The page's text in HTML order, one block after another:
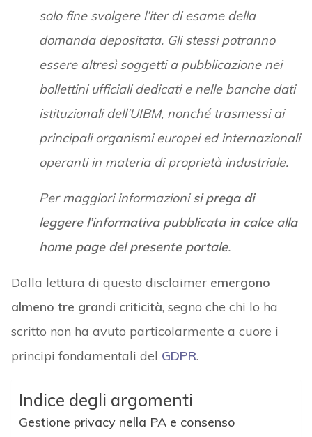
solo fine svolgere l’iter di esame della
domanda depositata. Gli stessi potranno
essere altresì soggetti a pubblicazione nei
bollettini ufficiali dedicati e nelle banche dati
istituzionali dell’UIBM, nonché trasmessi ai
principali organismi europei ed internazionali
operanti in materia di proprietà industriale.
Per maggiori informazionisi prega di
leggere l’informativa pubblicata in calce alla
home page del presente portale.
Dalla lettura di questo disclaimer emergono
almeno tre grandi criticità, segno che chi lo ha
scritto non ha avuto particolarmente a cuore i
principi fondamentali del GDPR.
Indice degli argomenti
Gestione privacy nella PA e consenso